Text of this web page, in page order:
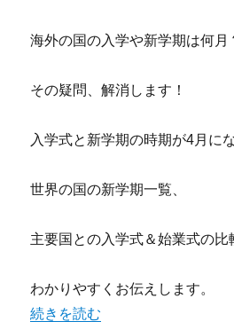
海外の国の入学や新学期は何月
その疑問、解消します！
入学式と新学期の時期が4月に
世界の国の新学期一覧、
主要国との入学式＆始業式の比
わかりやすくお伝えします。
“日本の学校が4月始まりにな
続きを読む